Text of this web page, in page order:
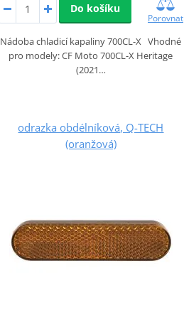
Do košíku
Porovnat
Nádoba chladicí kapaliny 700CL-X Vhodné
pro modely: CF Moto 700CL-X Heritage
(2021…
odrazka obdélníková, Q-TECH
(oranžová)